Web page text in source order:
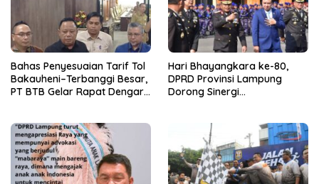
Bahas Penyesuaian Tarif Tol
Bakauheni–Terbanggi Besar,
PT BTB Gelar Rapat Dengar
Hari Bhayangkara ke-80,
DPRD Provinsi Lampung
Dorong Sinergi